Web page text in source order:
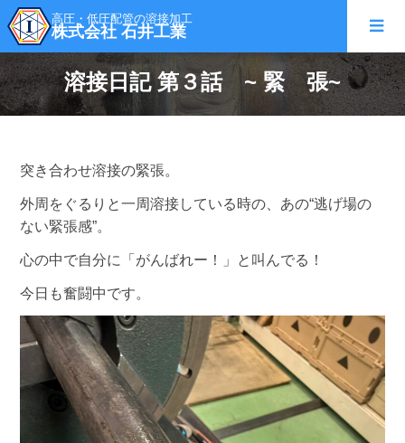
高圧・低圧配管の溶接加工
株式会社 石井工業
溶接日記 第３話 ~ 緊 張~
突き合わせ溶接の緊張。
外周をぐるりと一周溶接している時の、あの“逃げ場の
ない緊張感”。
心の中で自分に「がんばれー！」と叫んでる！
今日も奮闘中です。